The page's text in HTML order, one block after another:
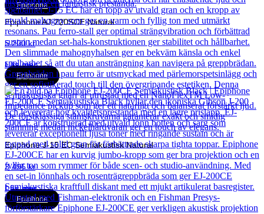
Epiphone
Epiphone AJ-220SCE Natural
5 200kr
Läs mer
Epiphone
Epiphone J-15 EC Semiakustisk Natural
3 495kr
Läs mer
Epiphone